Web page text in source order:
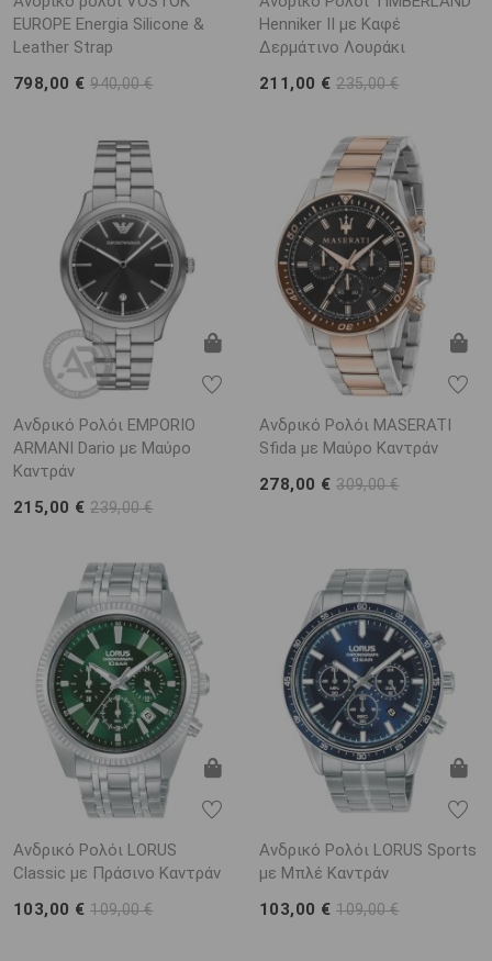
EUROPE Energia Silicone &
Leather Strap
798,00 €940,00 €
Henniker II με Καφέ
Δερμάτινο Λουράκι
211,00 €235,00 €
Ανδρικό Ρολόι EMPORIO
ARΜΑΝΙ Dario με Μαύρο
Καντράν
215,00 €239,00 €
Ανδρικό Ρολόι MASERATI
Sfida με Μαύρο Καντράν
278,00 €309,00 €
Ανδρικό Ρολόι LORUS
Classic με Πράσινο Καντράν
103,00 €109,00 €
Ανδρικό Ρολόι LORUS Sports
με Μπλέ Καντράν
103,00 €109,00 €